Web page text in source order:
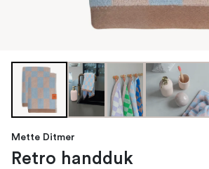
Mette Ditmer
Retro handduk